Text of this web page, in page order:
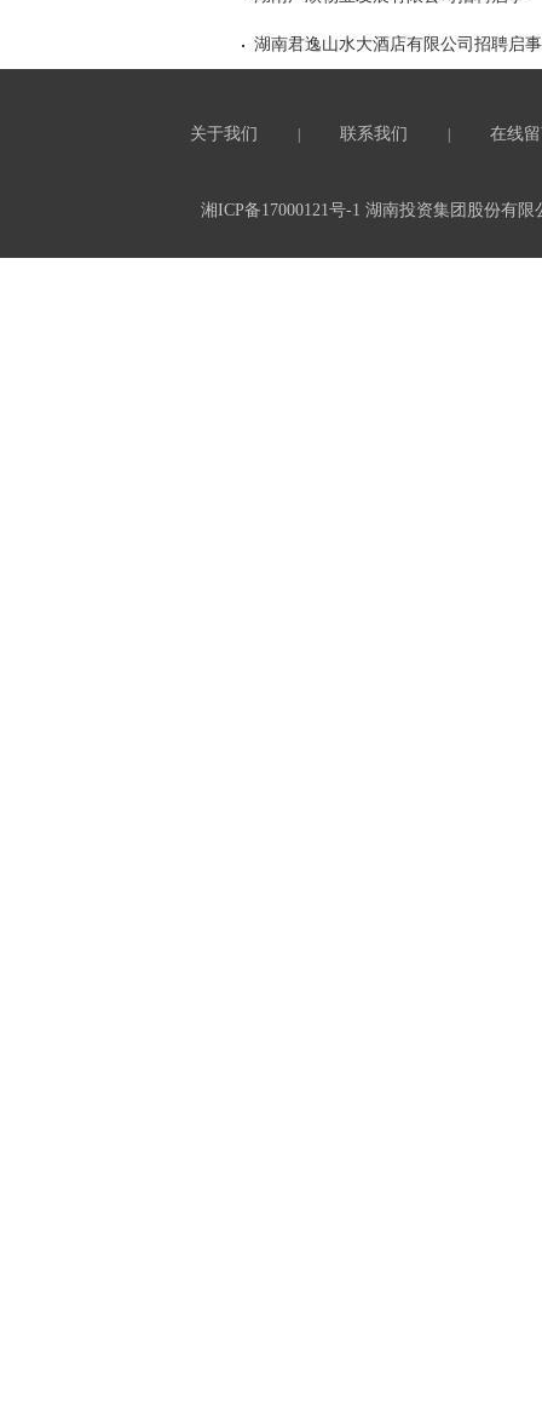
湖南君逸山水大酒店有限公司招聘启事
关于我们 联系我们 在线
湘ICP备17000121号-1 湖南投资集团股份有限